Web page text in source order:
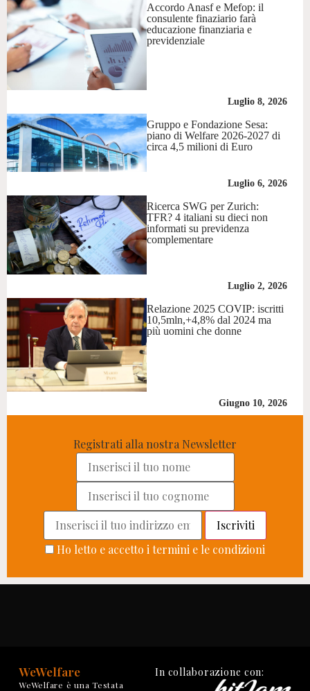
Accordo Anasf e Mefop: il
consulente finaziario farà
educazione finanziaria e
previdenziale
Luglio 8, 2026
Gruppo e Fondazione Sesa:
piano di Welfare 2026-2027 di
circa 4,5 milioni di Euro
Luglio 6, 2026
Ricerca SWG per Zurich:
TFR? 4 italiani su dieci non
informati su previdenza
complementare
Luglio 2, 2026
Relazione 2025 COVIP: iscritti
10,5mln,+4,8% dal 2024 ma
più uomini che donne
Giugno 10, 2026
Registrati alla nostra Newsletter
Ho letto e accetto i termini e le condizioni
WeWelfare
WeWelfare è una Testata
In collaborazione con: